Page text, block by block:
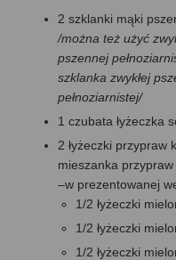
2 szklanki mąki
/można też użyć
pszennej
szklanka zwykłej
pełnoziarnistej/
1 czubata łyżeczka
2 łyżeczki przypraw
mieszanka
–w prezentowanej
1/2 łyżeczki
1/2 łyżeczki
1/2 łyżeczki